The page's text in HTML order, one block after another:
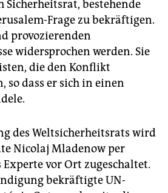
Sicherheitsrat, bestehende
Frage zu bekräftigen.
provozierenden
widersprochen werden. Sie
die den Konflikt
so dass er sich in einen
des Weltsicherheitsrats wird
Nicolaj Mladenow per
vor Ort zugeschaltet.
bekräftigte UN-